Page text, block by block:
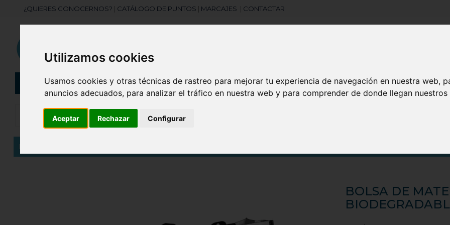
Utilizamos cookies
Usamos cookies y otras técnicas de rastreo para mejorar tu experiencia de navegación en nuestra web,
anuncios adecuados, para analizar el tráfico en nuestra web y para comprender de donde llegan nuestros
Aceptar Rechazar Configurar
¿QUIERES CONOCERNOS? | CATÁLOGO DE PUNTOS | MARCAJES | CONTACTAR
CATEGORÍAS Botellas Bolis Libretas Laboral Camisetas Agendas
Inicio
BOLSA DE